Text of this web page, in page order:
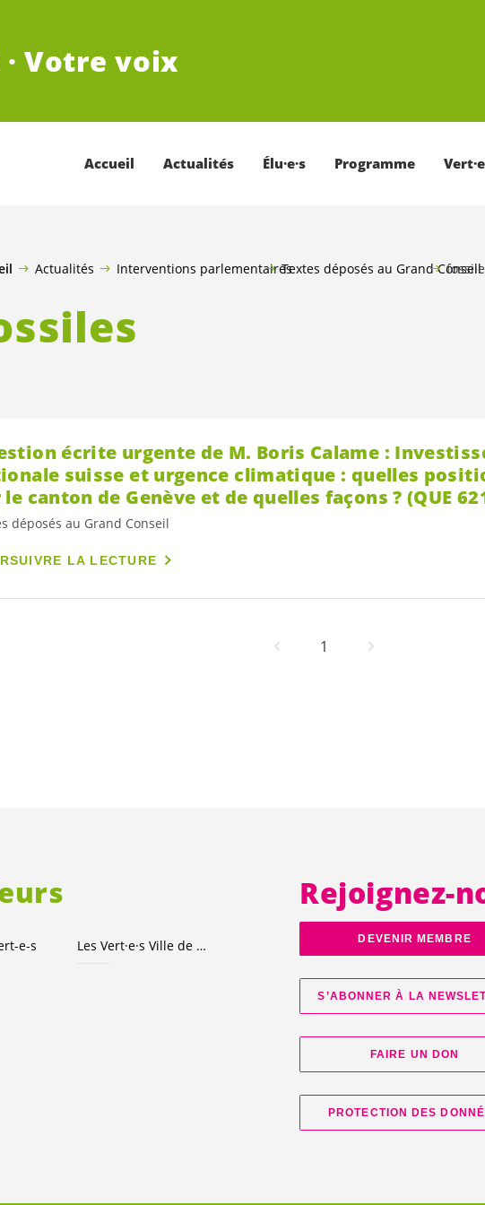
Votre voix
Accueil Actualités Élu·e·s Programme
Actualités Interventions parlementairesTextes déposés au Grand Conseil
écrite urgente de M. Boris Calame :
suisse et urgence climatique : quelles
le canton de Genève et de quelles façons ? (QUE
déposés au Grand Conseil
LA LECTURE
1
e-s LesVert·e·s Ville de Genève
Rejoignez-
DEVENIR MEMBRE
S’ABONNER À LA
FAIRE UN DON
PROTECTION DES